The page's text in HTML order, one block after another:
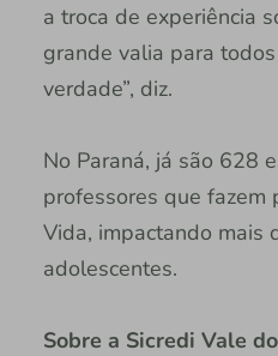
a troca de experiência
grande valia para
verdade”, diz.
No Paraná, já são 628
professores que fazem
Vida, impactando mais
adolescentes.
Sobre a Sicredi Vale